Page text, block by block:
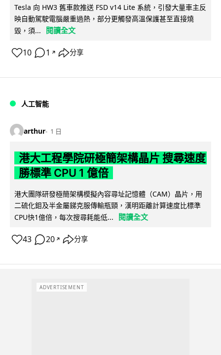
Tesla 向 HW3 舊車款推送 FSD v14 Lite 系統，引發大量車主反
映自動駕駛電腦嚴重過熱，部分更觸發高溫保護甚至直接燒
毀，須...
閱讀全文
10 1 ↗ 分享
人工智能
arthur 1 日
港大工程學院研極簡架構晶片 搜尋速度
勝標準 CPU 1 億倍
港大團隊研發極簡架構模擬內容尋址記憶體（CAM）晶片，用
二硫化鉬及半金屬銻克服傳輸瓶頸，漢明距離計算速度比標準
CPU快1億倍，每次搜尋耗能低...
閱讀全文
43 20 ↗ 分享
ADVERTISEMENT